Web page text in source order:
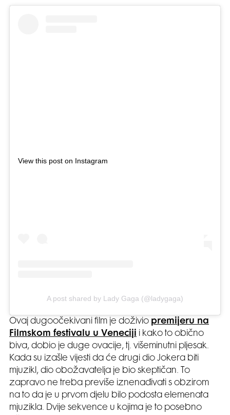
View this post on Instagram
A post shared by Lady Gaga (@ladygaga)
Ovaj dugoočekivani film je doživio premijeru na
Filmskom festivalu u Veneciji
i kako to obično
biva, dobio je duge ovacije, tj. višeminutni pljesak.
Kada su izašle vijesti da će drugi dio Jokera biti
mjuzikl, dio obožavatelja je bio skeptičan. To
zapravo ne treba previše iznenađivati s obzirom
na to da je u prvom djelu bilo podosta elemenata
mjuzikla. Dvije sekvence u kojima je to posebno